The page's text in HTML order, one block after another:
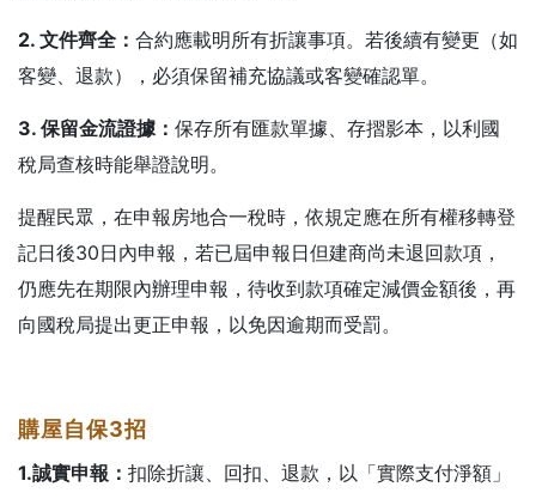
2. 文件齊全： 合約應載明所有折讓事項。若後續有變更（如
客變、退款），必須保留補充協議或客變確認單。
3. 保留金流證據： 保存所有匯款單據、存摺影本，以利國
稅局查核時能舉證說明。
提醒民眾，在申報房地合一稅時，依規定應在所有權移轉登
記日後30日內申報，若已屆申報日但建商尚未退回款項，
仍應先在期限內辦理申報，待收到款項確定減價金額後，再
向國稅局提出更正申報，以免因逾期而受罰。
購屋自保3招
1.誠實申報： 扣除折讓、回扣、退款，以「實際支付淨額」